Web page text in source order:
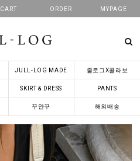
CART ORDER MYPAGE
JULL-LOG MADE 줄로그X콜라보
SKIRT & DRESS PANTS
꾸안꾸 해외배송